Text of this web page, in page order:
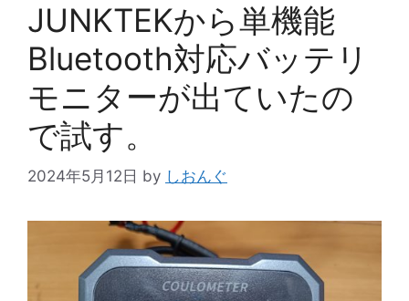
JUNKTEKから単機能
Bluetooth対応バッテリ
モニターが出ていたの
で試す。
2024年5月12日 by しおんぐ